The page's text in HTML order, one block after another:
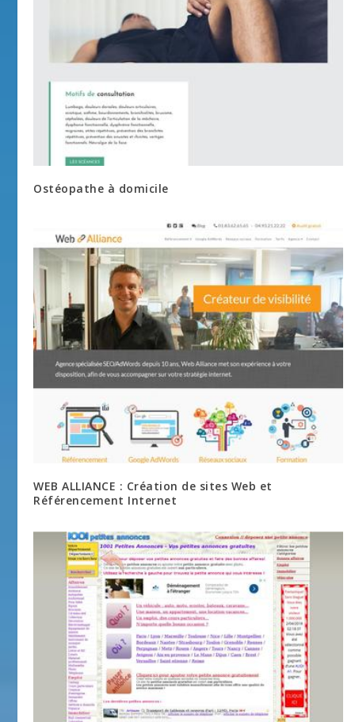
Ostéopathe à domicile
WEB ALLIANCE : Création de sites Web et
Référencement Internet